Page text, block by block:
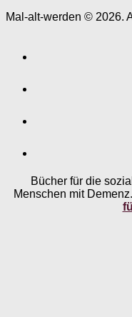
Mal-alt-werden © 2026.
Bücher für die
Menschen mit Demenz.